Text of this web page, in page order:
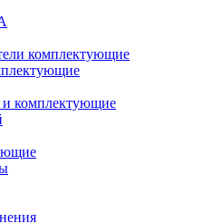
комплектующие
и комплектующие